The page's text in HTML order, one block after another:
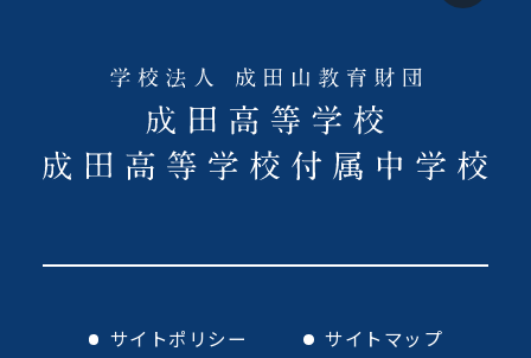
サイトポリシー サイトマップ